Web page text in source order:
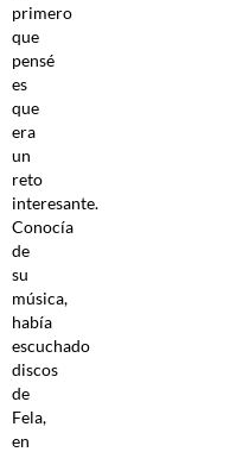
primero
que
pensé
es
que
era
un
reto
interesante.
Conocía
de
su
música,
había
escuchado
discos
de
Fela,
en